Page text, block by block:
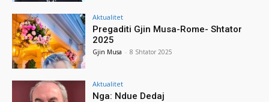
Aktualitet
Pregaditi Gjin Musa-Rome- Shtator
2025
Gjin Musa - 8 Shtator 2025
Aktualitet
Nga: Ndue Dedaj